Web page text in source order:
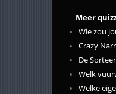
Meer
Wie zou
Crazy
De
Welk
Welke